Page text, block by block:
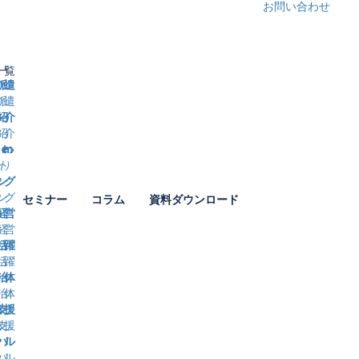
覧
遣
介
グ
営
躍
体
援
セミナー コラム 資料ダウンロード
お問い合わせ
・育成、
サービス等の各種